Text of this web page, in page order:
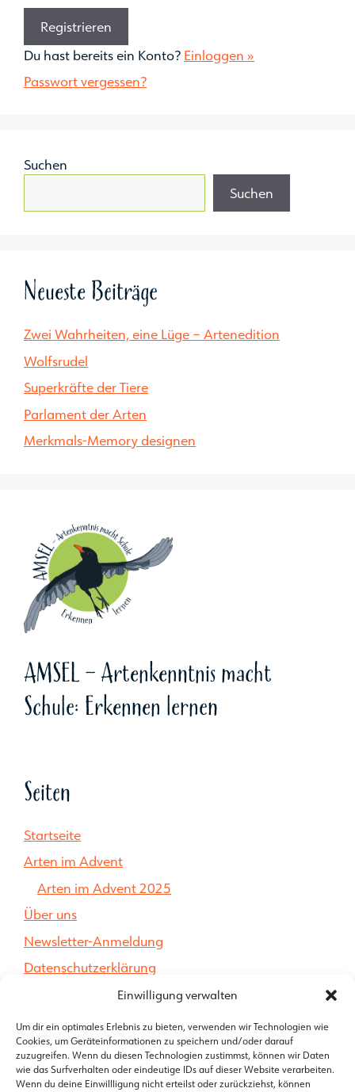
Einwilligung verwalten
Um dir ein optimales Erlebnis zu bieten, verwenden wir Technologien wie
Cookies, um Geräteinformationen zu speichern und/oder darauf
zuzugreifen. Wenn du diesen Technologien zustimmst, können wir Daten
wie das Surfverhalten oder eindeutige IDs auf dieser Website verarbeiten.
Wenn du deine Einwillligung nicht erteilst oder zurückziehst, können
Du hast bereits ein Konto? Einloggen »
Passwort vergessen?
Suchen
Suchen
Neueste Beiträge
Zwei Wahrheiten, eine Lüge – Artenedition
Wolfsrudel
Superkräfte der Tiere
Parlament der Arten
Merkmals-Memory designen
AMSEL - Artenkenntnis macht
Schule: Erkennen lernen
Seiten
Startseite
Arten im Advent
Arten im Advent 2025
Über uns
Newsletter-Anmeldung
Datenschutzerklärung
Kontakt